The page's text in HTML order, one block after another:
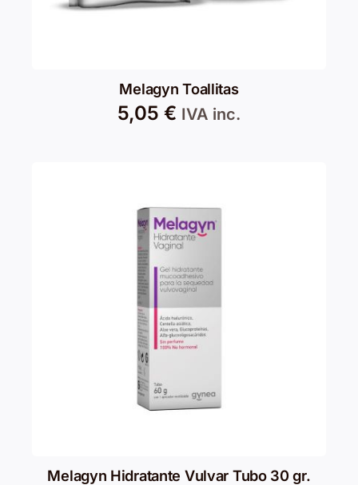
Melagyn Toallitas
5,05 € IVA inc.
Melagyn Hidratante Vulvar Tubo 30 gr.